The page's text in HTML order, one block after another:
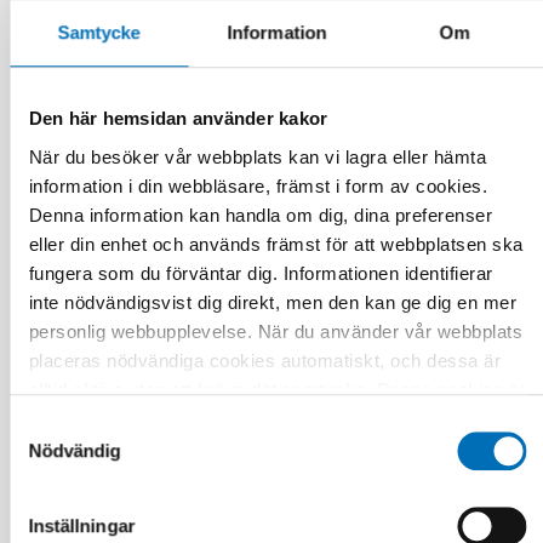
Samtycke Information Om
Den här hemsidan använder kakor
När du besöker vår webbplats kan vi lagra eller hämta
information i din webbläsare, främst i form av cookies.
Denna information kan handla om dig, dina preferenser
eller din enhet och används främst för att webbplatsen ska
fungera som du förväntar dig. Informationen identifierar
inte nödvändigsvist dig direkt, men den kan ge dig en mer
personlig webbupplevelse. När du använder vår webbplats
placeras nödvändiga cookies automatiskt, och dessa är
dess funktioner. Vi respekterar din integritet, och du kan
marknadsföring och oklassificerade) du vill acceptera.
Klicka på de olika kategorirubrikerna för att ta reda på mer
Nödvändig
Inställningar
FUNKTIONSHINDER
28 maj 2026
Unga med funktionsnedsättning efterlyser
tydligare information om fri rörlighet